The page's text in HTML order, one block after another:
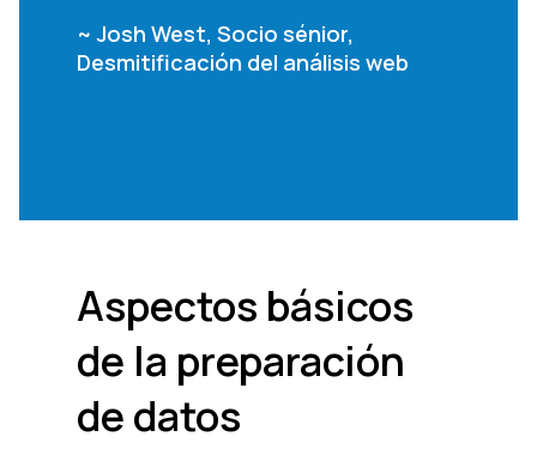
~ Josh West, Socio sénior,
Desmitificación del análisis web
Aspectos básicos
de la preparación
de datos